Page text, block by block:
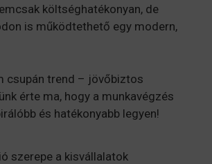
költséghatékonyan, de
is működtethető egy modern,
csupán trend – jövőbiztos
érte ma, hogy a munkavégzés
és hatékonyabb legyen!
szerepe a kisvállalatok